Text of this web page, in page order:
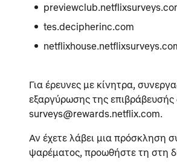
tes.decipherinc.com
Για έρευνες με κίνητρα,
εξαργύρωσης της
surveys@rewards.netflix.com.
Αν έχετε λάβει μια πρόσκληση
ψαρέματος, προωθήστε τη στη